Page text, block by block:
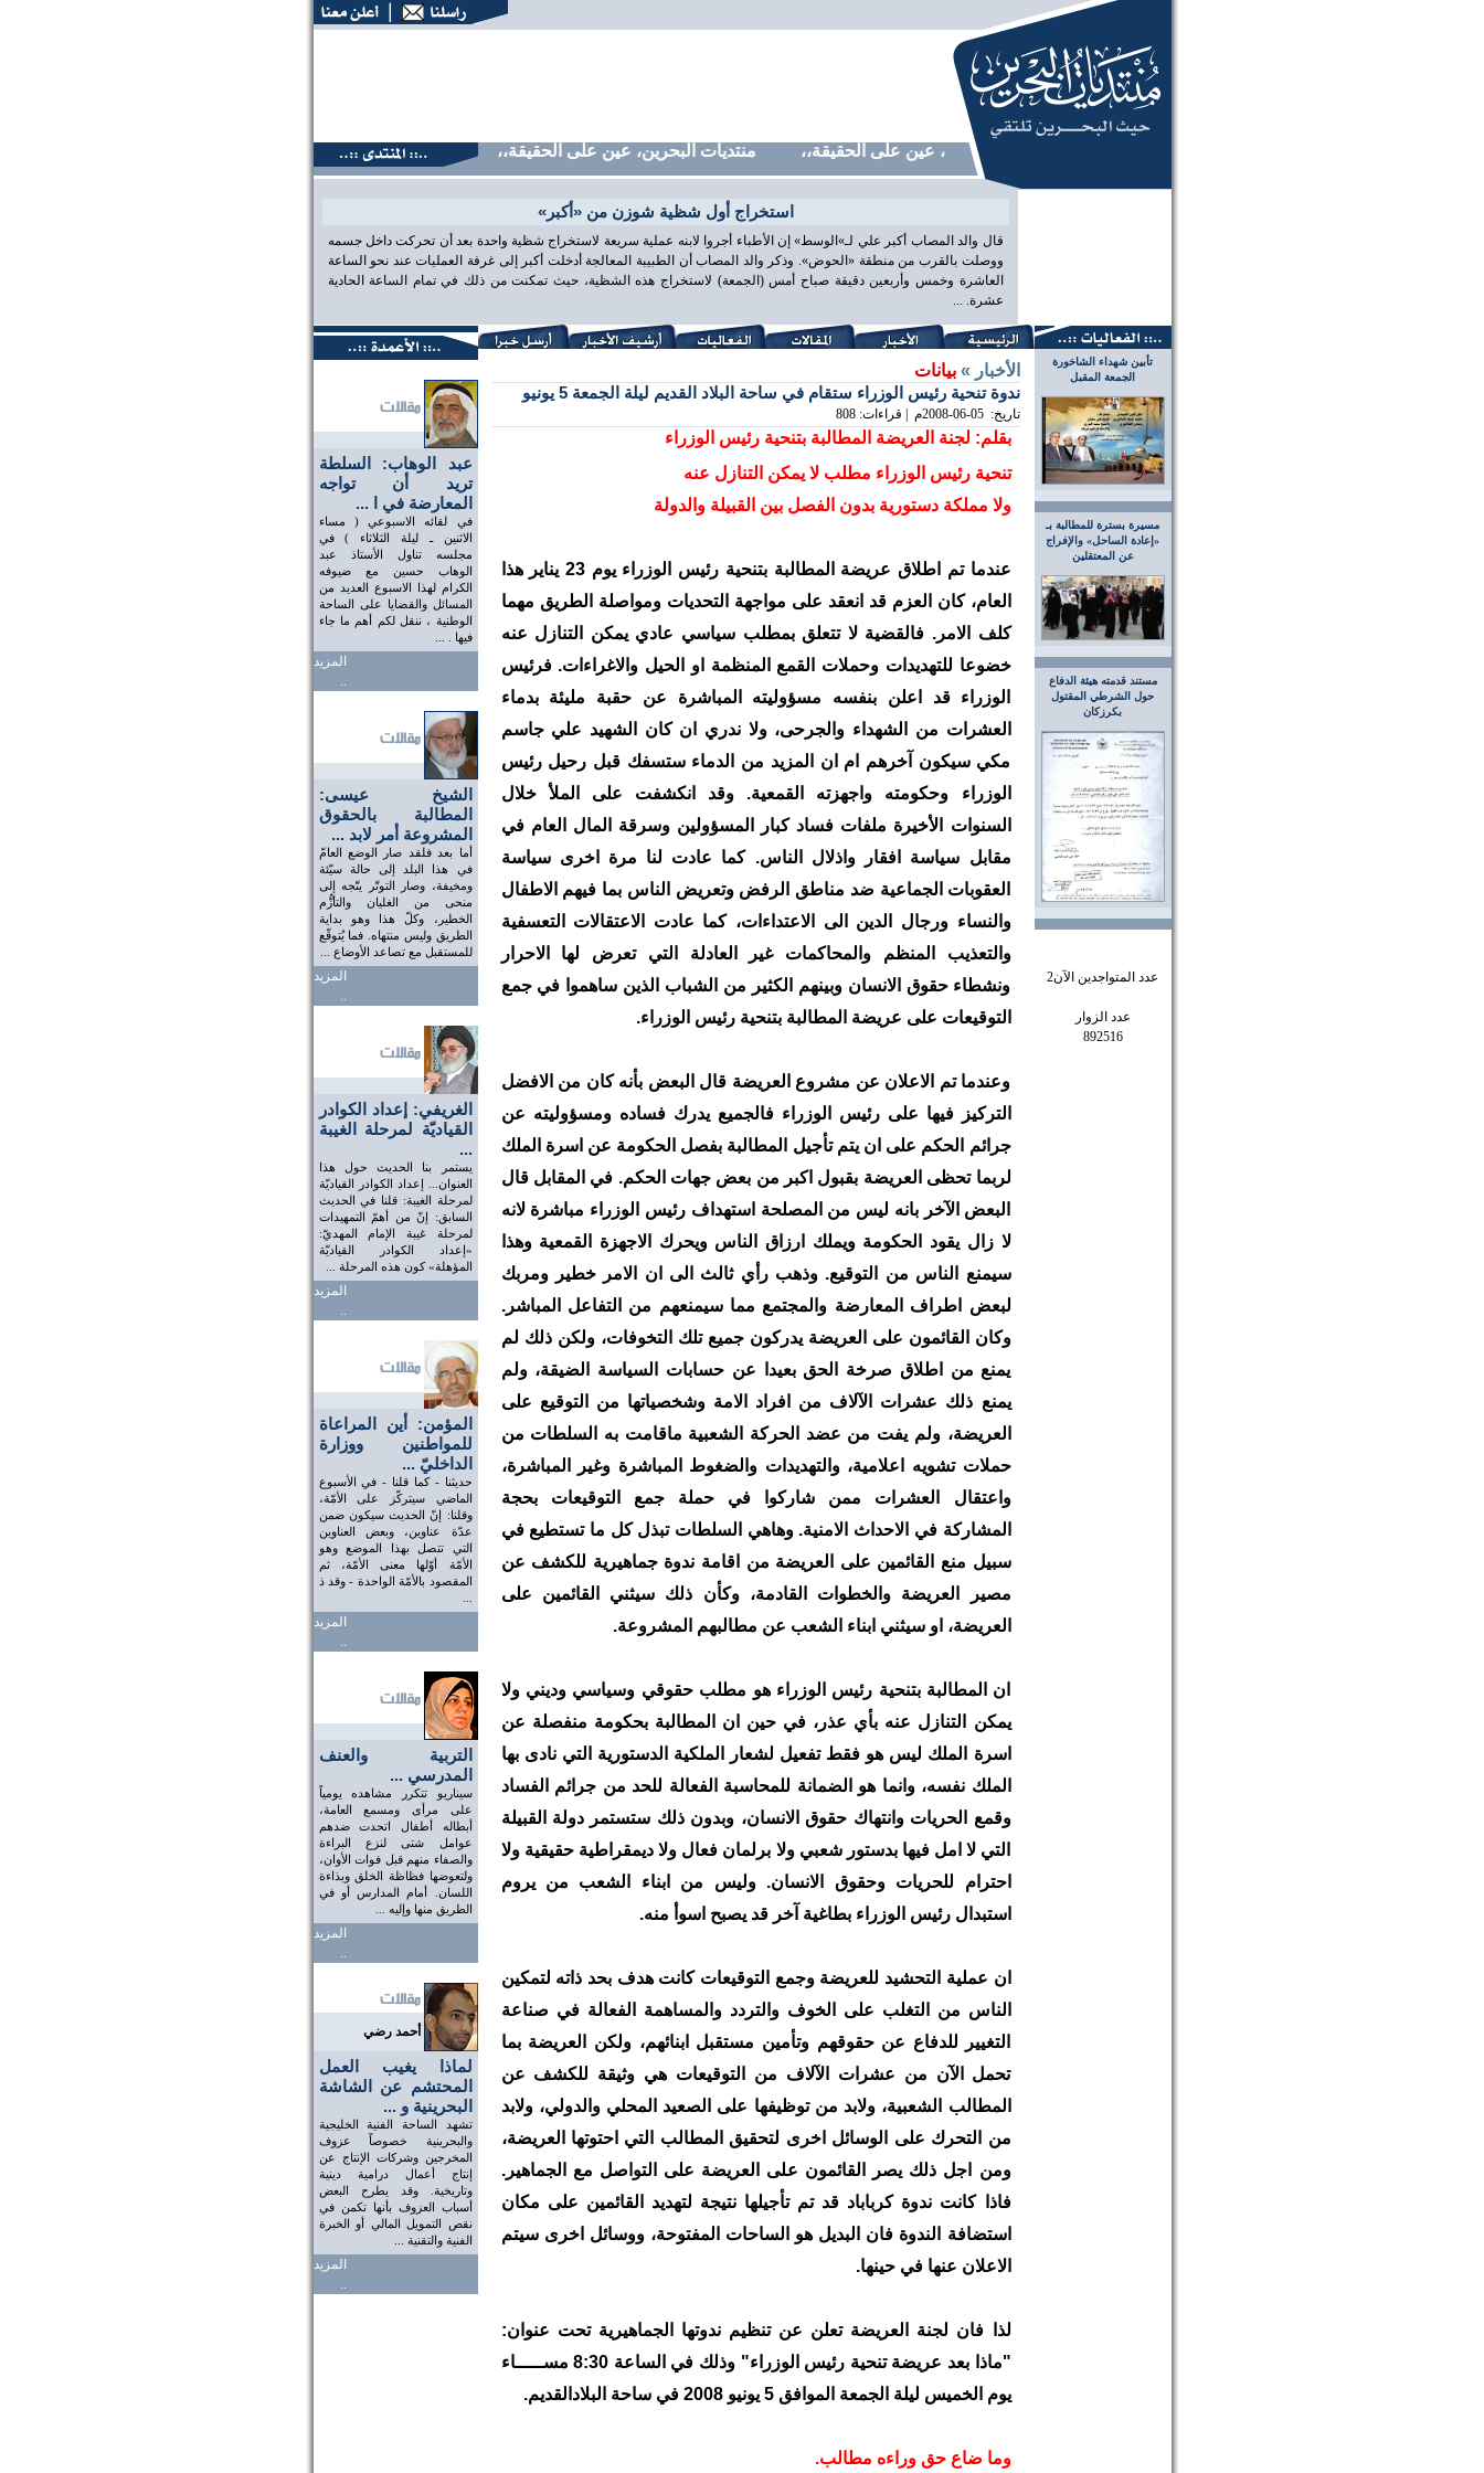
منتديات البحرين، عين على الحقيقة،، منتديات البحرين، عين على الحقيقة،، منتديات البحرين، عين على الحقيقة،، منتديات البحرين، عين على
استخراج أول شظية شوزن من «أكبر»
قال والد المصاب أكبر علي لـ»الوسط» إن الأطباء أجروا لابنه عملية سريعة لاستخراج شظية واحدة بعد أن تحركت داخل جسمه
ووصلت بالقرب من منطقة «الحوض». وذكر والد المصاب أن الطبيبة المعالجة أدخلت أكبر إلى غرفة العمليات عند نحو الساعة
العاشرة وخمس وأربعين دقيقة صباح أمس (الجمعة) لاستخراج هذه الشظية، حيث تمكنت من ذلك في تمام الساعة الحادية
عشرة. ...
تأبين شهداء الشاخورة
الجمعة المقبل
مسيرة بسترة للمطالبة بـ
«إعادة الساحل» والإفراج
عن المعتقلين
مستند قدمته هيئة الدفاع
حول الشرطي المقتول
بكرزكان
عدد المتواجدين الآن2
عدد الزوار
892516
عبد الوهاب: السلطة
تريد أن تواجه
المعارضة في ا ...
في لقائه الاسبوعي ( مساء
الاثنين ـ ليلة الثلاثاء ) في
مجلسه تناول الأستاذ عبد
الوهاب حسين مع ضيوفه
الكرام لهذا الاسبوع العديد من
المسائل والقضايا على الساحة
الوطنية ، ننقل لكم أهم ما جاء
فيها . ...
المزيد
..
الشيخ عيسى:
المطالبة بالحقوق
المشروعة أمر لابد ...
أما بعد فلقد صار الوضع العامّ
في هذا البلد إلى حالة سيّئة
ومخيفة، وصار التوتّر يتّجه إلى
منحى من الغليان والتأزُّم
الخطير، وكلّ هذا وهو بداية
الطريق وليس منتهاه. فما يُتوقّع
للمستقبل مع تصاعد الأوضاع ...
المزيد
..
الغريفي: إعداد الكوادر
القياديّة لمرحلة الغيبة
...
يستمر بنا الحديث حول هذا
العنوان... إعداد الكوادر القياديّة
لمرحلة الغيبة: قلنا في الحديث
السابق: إنّ من أهمّ التمهيدات
لمرحلة غيبة الإمام المهديّ:
«إعداد الكوادر القياديّة
المؤهلة» كون هذه المرحلة ...
المزيد
..
المؤمن: أين المراعاة
للمواطنين ووزارة
الداخليّ ...
حديثنا - كما قلنا - في الأسبوع
الماضي سيتركّز على الأمّة،
وقلنا: إنّ الحديث سيكون ضمن
عدّة عناوين، وبعض العناوين
التي تتصل بهذا الموضع وهو
الأمّة أوّلها معنى الأمّة، ثم
المقصود بالأمّة الواحدة - وقد ذ
المزيد
..
التربية والعنف
المدرسي ...
سيناريو تتكرر مشاهده يومياً
على مرأى ومسمع العامة،
أبطاله أطفال اتحدت ضدهم
عوامل شتى لنزع البراءة
والصفاء منهم قبل فوات الأوان،
ولتعوضها فظاظة الخلق وبذاءة
اللسان. أمام المدارس أو في
الطريق منها وإليه ...
المزيد
..
أحمد رضي
لماذا يغيب العمل
المحتشم عن الشاشة
البحرينية و ...
تشهد الساحة الفنية الخليجية
والبحرينية خصوصاً عزوف
المخرجين وشركات الإنتاج عن
إنتاج أعمال درامية دينية
وتاريخية. وقد يطرح البعض
أسباب العزوف بأنها تكمن في
نقص التمويل المالي أو الخبرة
الفنية والتقنية ...
المزيد
..
الأخبار »بيانات
ندوة تنحية رئيس الوزراء ستقام في ساحة البلاد القديم ليلة الجمعة 5 يونيو
تاريخ: 2008-06-05م | قراءات: 808
بقلم: لجنة العريضة المطالبة بتنحية رئيس الوزراء
تنحية رئيس الوزراء مطلب لا يمكن التنازل عنه
ولا مملكة دستورية بدون الفصل بين القبيلة والدولة
عندما تم اطلاق عريضة المطالبة بتنحية رئيس الوزراء يوم 23 يناير هذا
العام، كان العزم قد انعقد على مواجهة التحديات ومواصلة الطريق مهما
كلف الامر. فالقضية لا تتعلق بمطلب سياسي عادي يمكن التنازل عنه
خضوعا للتهديدات وحملات القمع المنظمة او الحيل والاغراءات. فرئيس
الوزراء قد اعلن بنفسه مسؤوليته المباشرة عن حقبة مليئة بدماء
العشرات من الشهداء والجرحى، ولا ندري ان كان الشهيد علي جاسم
مكي سيكون آخرهم ام ان المزيد من الدماء ستسفك قبل رحيل رئيس
الوزراء وحكومته واجهزته القمعية. وقد انكشفت على الملأ خلال
السنوات الأخيرة ملفات فساد كبار المسؤولين وسرقة المال العام في
مقابل سياسة افقار واذلال الناس. كما عادت لنا مرة اخرى سياسة
العقوبات الجماعية ضد مناطق الرفض وتعريض الناس بما فيهم الاطفال
والنساء ورجال الدين الى الاعتداءات، كما عادت الاعتقالات التعسفية
والتعذيب المنظم والمحاكمات غير العادلة التي تعرض لها الاحرار
ونشطاء حقوق الانسان وبينهم الكثير من الشباب الذين ساهموا في جمع
التوقيعات على عريضة المطالبة بتنحية رئيس الوزراء.
وعندما تم الاعلان عن مشروع العريضة قال البعض بأنه كان من الافضل
التركيز فيها على رئيس الوزراء فالجميع يدرك فساده ومسؤوليته عن
جرائم الحكم على ان يتم تأجيل المطالبة بفصل الحكومة عن اسرة الملك
لربما تحظى العريضة بقبول اكبر من بعض جهات الحكم. في المقابل قال
البعض الآخر بانه ليس من المصلحة استهداف رئيس الوزراء مباشرة لانه
لا زال يقود الحكومة ويملك ارزاق الناس ويحرك الاجهزة القمعية وهذا
سيمنع الناس من التوقيع. وذهب رأي ثالث الى ان الامر خطير ومربك
لبعض اطراف المعارضة والمجتمع مما سيمنعهم من التفاعل المباشر.
وكان القائمون على العريضة يدركون جميع تلك التخوفات، ولكن ذلك لم
يمنع من اطلاق صرخة الحق بعيدا عن حسابات السياسة الضيقة، ولم
يمنع ذلك عشرات الآلاف من افراد الامة وشخصياتها من التوقيع على
العريضة، ولم يفت من عضد الحركة الشعبية ماقامت به السلطات من
حملات تشويه اعلامية، والتهديدات والضغوط المباشرة وغير المباشرة،
واعتقال العشرات ممن شاركوا في حملة جمع التوقيعات بحجة
المشاركة في الاحداث الامنية. وهاهي السلطات تبذل كل ما تستطيع في
سبيل منع القائمين على العريضة من اقامة ندوة جماهيرية للكشف عن
مصير العريضة والخطوات القادمة، وكأن ذلك سيثني القائمين على
العريضة، او سيثني ابناء الشعب عن مطالبهم المشروعة.
ان المطالبة بتنحية رئيس الوزراء هو مطلب حقوقي وسياسي وديني ولا
يمكن التنازل عنه بأي عذر، في حين ان المطالبة بحكومة منفصلة عن
اسرة الملك ليس هو فقط تفعيل لشعار الملكية الدستورية التي نادى بها
الملك نفسه، وانما هو الضمانة للمحاسبة الفعالة للحد من جرائم الفساد
وقمع الحريات وانتهاك حقوق الانسان، وبدون ذلك ستستمر دولة القبيلة
التي لا امل فيها بدستور شعبي ولا برلمان فعال ولا ديمقراطية حقيقية ولا
احترام للحريات وحقوق الانسان. وليس من ابناء الشعب من يروم
استبدال رئيس الوزراء بطاغية آخر قد يصبح اسوأ منه.
ان عملية التحشيد للعريضة وجمع التوقيعات كانت هدف بحد ذاته لتمكين
الناس من التغلب على الخوف والتردد والمساهمة الفعالة في صناعة
التغيير للدفاع عن حقوقهم وتأمين مستقبل ابنائهم، ولكن العريضة بما
تحمل الآن من عشرات الآلاف من التوقيعات هي وثيقة للكشف عن
المطالب الشعبية، ولابد من توظيفها على الصعيد المحلي والدولي، ولابد
من التحرك على الوسائل اخرى لتحقيق المطالب التي احتوتها العريضة،
ومن اجل ذلك يصر القائمون على العريضة على التواصل مع الجماهير.
فاذا كانت ندوة كرباباد قد تم تأجيلها نتيجة لتهديد القائمين على مكان
استضافة الندوة فان البديل هو الساحات المفتوحة، ووسائل اخرى سيتم
الاعلان عنها في حينها.
لذا فان لجنة العريضة تعلن عن تنظيم ندوتها الجماهيرية تحت عنوان:
"ماذا بعد عريضة تنحية رئيس الوزراء" وذلك في الساعة 8:30 مســـــاء
يوم الخميس ليلة الجمعة الموافق 5 يونيو 2008 في ساحة البلادالقديم.
وما ضاع حق وراءه مطالب.